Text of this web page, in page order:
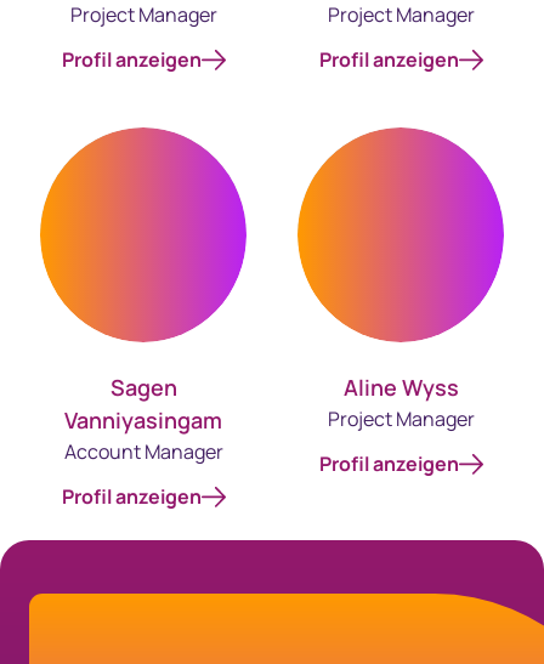
Project Manager
Profil anzeigen
Project Manager
Profil anzeigen
Sagen
Vanniyasingam
Account Manager
Profil anzeigen
Aline Wyss
Project Manager
Profil anzeigen